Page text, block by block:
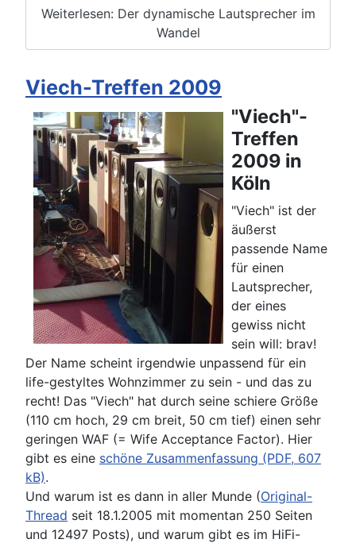
Weiterlesen: Der dynamische Lautsprecher im
Wandel
Viech-Treffen 2009
"Viech"-
Treffen
2009 in
Köln
"Viech" ist der
äußerst
passende Name
für einen
Lautsprecher,
der eines
gewiss nicht
sein will: brav!
Der Name scheint irgendwie unpassend für ein
life-gestyltes Wohnzimmer zu sein - und das zu
recht! Das "Viech" hat durch seine schiere Größe
(110 cm hoch, 29 cm breit, 50 cm tief) einen sehr
geringen WAF (= Wife Acceptance Factor). Hier
gibt es eine schöne Zusammenfassung (PDF, 607
kB).
Und warum ist es dann in aller Munde (Original-
Thread seit 18.1.2005 mit momentan 250 Seiten
und 12497 Posts), und warum gibt es im HiFi-